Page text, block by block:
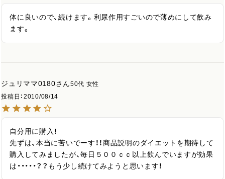
体に良いので、続けます。利尿作用すごいので薄めにして飲み
ます。
ジュリママ0180 50代 女性
投稿日
2010/08/14
自分用に購入！
先ずは、本当に苦いでーす！！商品説明のダイエットを期待して
購入してみましたが、毎日５００ｃｃ以上飲んでいますが効果
は・・・・・？？もう少し続けてみようと思います！